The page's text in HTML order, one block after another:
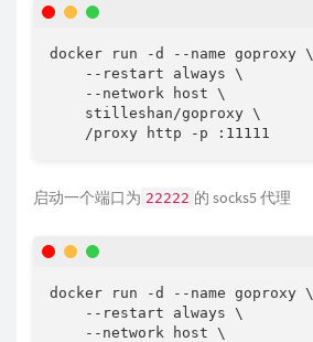
docker run -d --name goproxy \
    --restart always \
    --network host \
    stilleshan/goproxy \
    /proxy http -p :11111
启动一个端口为 22222 的 socks5 代理
docker run -d --name goproxy \
    --restart always \
    --network host \